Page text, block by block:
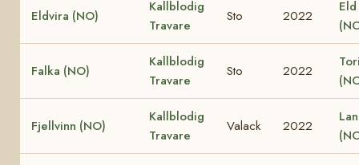
Eldvira (NO)
Kallblodig
Travare
Sto 2022
Falka (NO)
Kallblodig
Travare
Sto 2022
Fjellvinn (NO)
Kallblodig
Travare
Valack 2022